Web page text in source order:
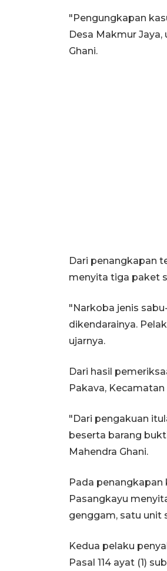
"Pengungkapan
Desa Makmur
Ghani.
Dari penangkapan
menyita tiga paket
"Narkoba jenis
dikendarainya.
ujarnya.
Dari hasil
Pakava,
"Dari pengakuan
beserta barang
Mahendra Ghani.
Pada penangkapan
Pasangkayu
genggam, satu unit
Kedua pelaku
Pasal 114 ayat (1)